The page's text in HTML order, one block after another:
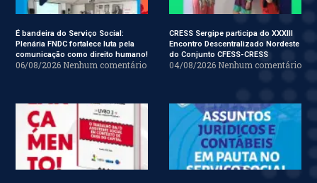
É bandeira do Serviço Social:
Plenária FNDC fortalece luta pela
comunicação como direito humano!
06/08/2026 Nenhum comentário
CRESS Sergipe participa do XXXIII
Encontro Descentralizado Nordeste
do Conjunto CFESS-CRESS
04/08/2026 Nenhum comentário